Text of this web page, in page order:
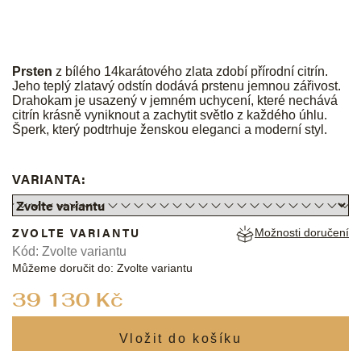
Prsten z bílého 14karátového zlata zdobí přírodní citrín.
Jeho teplý zlatavý odstín dodává prstenu jemnou zářivost.
Drahokam je usazený v jemném uchycení, které nechává
citrín krásně vyniknout a zachytit světlo z každého úhlu.
Šperk, který podtrhuje ženskou eleganci a moderní styl.
VARIANTA:
39 130 Kč
ZVOLTE VARIANTU
Můžeme doručit do: Zvolte variantu
Možnosti doručení
Kód: Zvolte variantu